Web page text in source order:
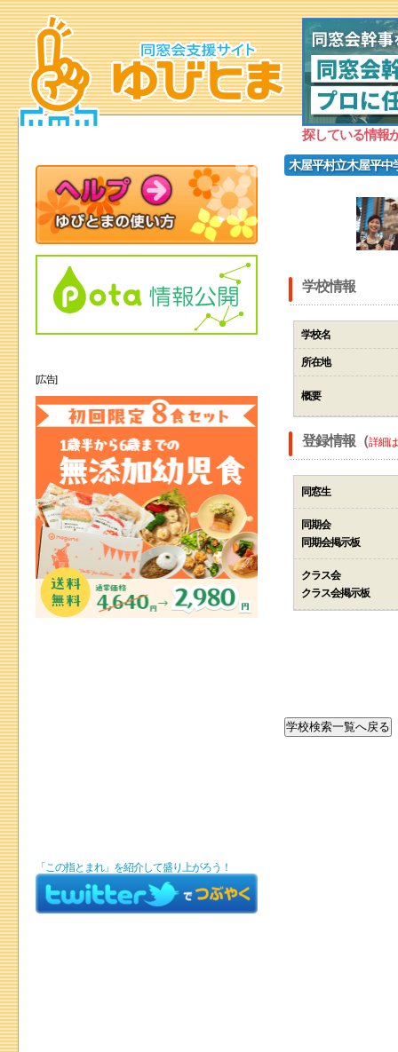
探している情報
木屋平村立木屋平中
学校情報
学校名
所在地
概要
登録情報（詳細
同窓生
同期会
同期会掲示板
クラス会
クラス会掲示板
[広告]
「この指とまれ」を紹介して盛り上がろう！